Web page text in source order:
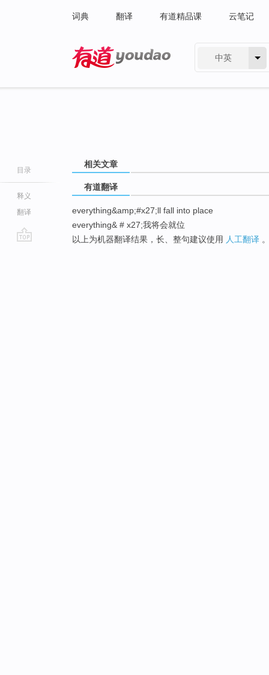
词典 翻译 有道精品课 云笔记
中英
目录
释义
翻译
相关文章
有道翻译
everything&amp;#x27;ll fall into place
everything& # x27;我将会就位
以上为机器翻译结果，长、整句建议使用 人工翻译